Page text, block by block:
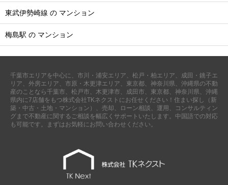
東武伊勢崎線 の マンション
梅島駅 の マンション
千葉市エリアを中心に、市川・浦安エリア、松戸・柏エリア、成田・銚子エ
リア、外房エリア、市原・木更津エリア、東京都、神奈川県、沖縄県の不動
産のことなら千葉市、松戸市、木更津市、成田市、東京都、神奈川県、沖縄
県内に7店舗をもつ株式会社TKネクストにお任せください！住まい探し（新
築・中古・土地・マンション）、売却、ローン相談、運用、コンサルティン
グまで不動産に関するご相談を幅広くサポートいたします。中国語での対応
も可能です。まずはお気軽にお問い合わせください。